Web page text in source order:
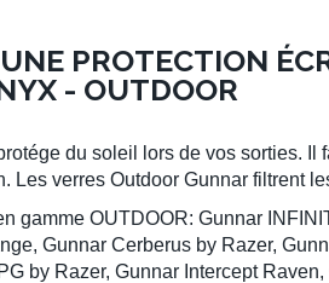
PROTECTION
- OUTDOOR
du soleil lors de vos sorties.
verres Outdoor Gunnar filtrent
gamme OUTDOOR: Gunnar
Gunnar Cerberus by Razer,
by Razer, Gunnar Intercept